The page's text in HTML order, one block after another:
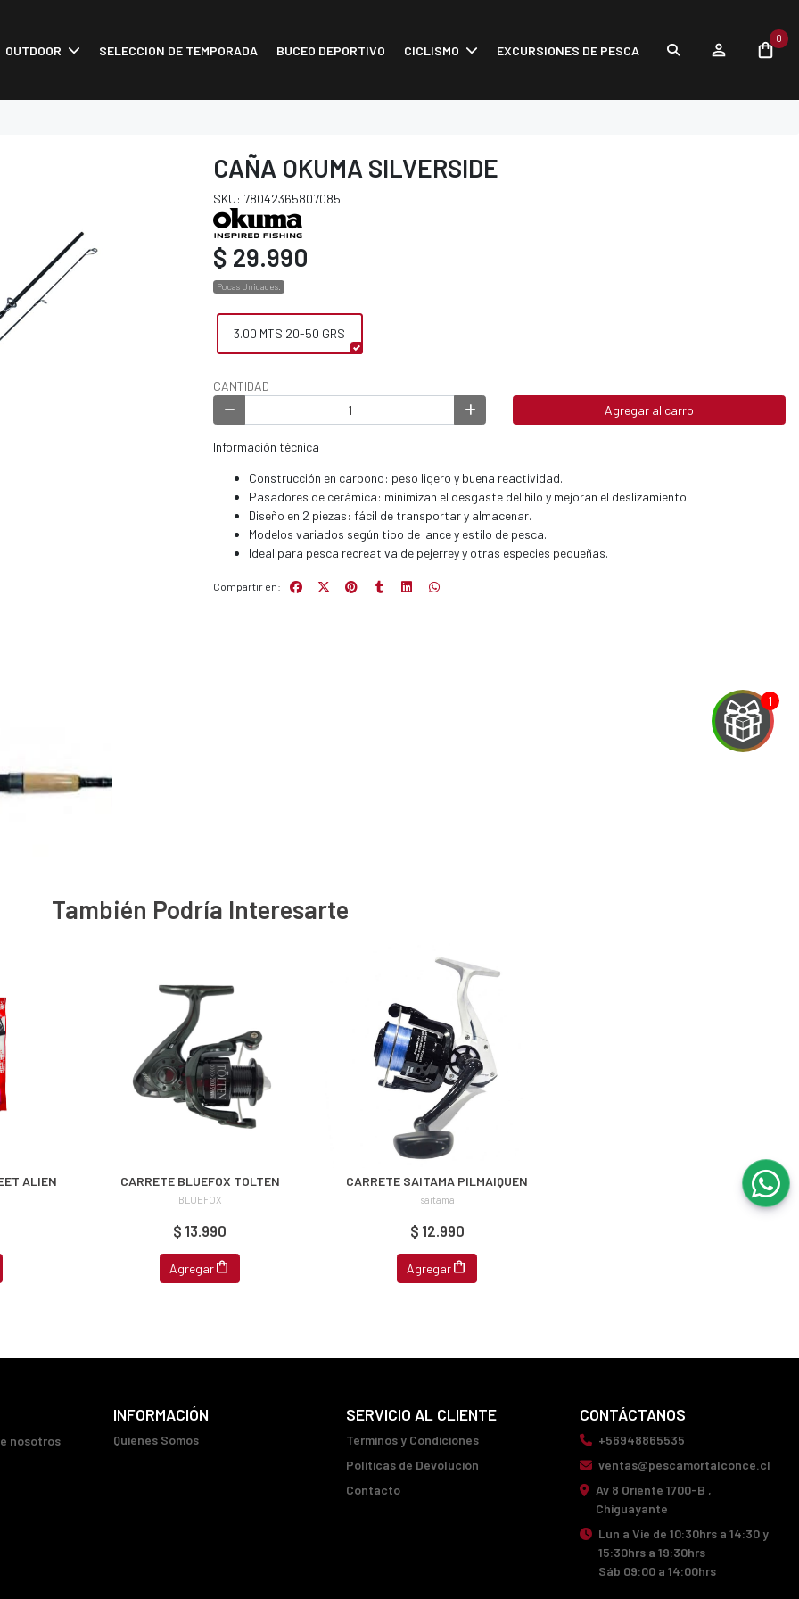
OUTDOOR SELECCION DE TEMPORADA BUCEO DEPORTIVO CICLISMO EXCURSIONES DE PESCA
0
CAÑA OKUMA SILVERSIDE
SKU: 78042365807085
$ 29.990
Pocas Unidades.
3.00 MTS 20-50 GRS
CANTIDAD
Agregar al carro
Información técnica
Construcción en carbono: peso ligero y buena reactividad.
Pasadores de cerámica: minimizan el desgaste del hilo y mejoran el deslizamiento.
Diseño en 2 piezas: fácil de transportar y almacenar.
Modelos variados según tipo de lance y estilo de pesca.
Ideal para pesca recreativa de pejerrey y otras especies pequeñas.
Compartir en:
También Podría Interesarte
ALIEN
CARRETE BLUEFOX TOLTEN
BLUEFOX
$ 13.990
Agregar
CARRETE SAITAMA PILMAIQUEN
saitama
$ 12.990
Agregar
nosotros
INFORMACIÓN
Quienes Somos
SERVICIO AL CLIENTE
Terminos y Condiciones
Políticas de Devolución
Contacto
CONTÁCTANOS
+56948865535
ventas@pescamortalconce.cl
Av 8 Oriente 1700-B ,
Chiguayante
Lun a Vie de 10:30hrs a 14:30 y
15:30hrs a 19:30hrs
Sáb 09:00 a 14:00hrs